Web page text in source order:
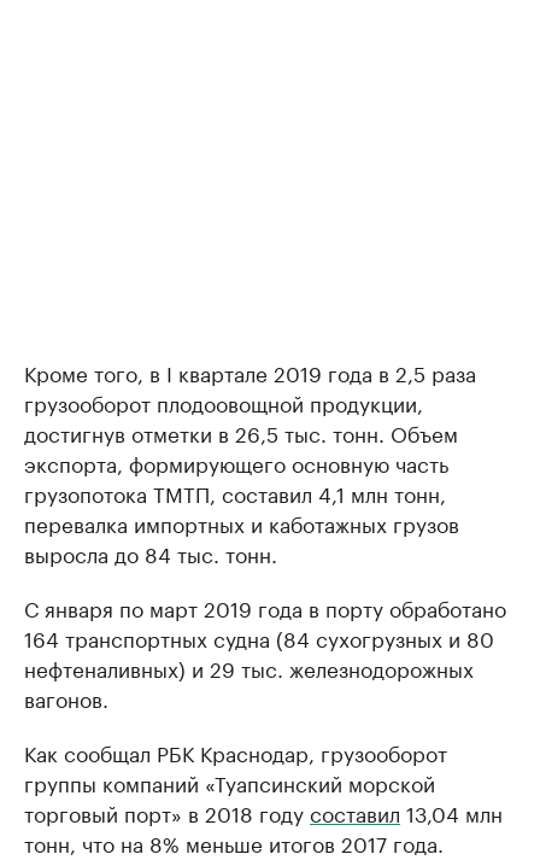
Кроме того, в I квартале 2019 года в 2,5 раза
грузооборот плодоовощной продукции,
достигнув отметки в 26,5 тыс. тонн. Объем
экспорта, формирующего основную часть
грузопотока ТМТП, составил 4,1 млн тонн,
перевалка импортных и каботажных грузов
выросла до 84 тыс. тонн.
С января по март 2019 года в порту обработано
164 транспортных судна (84 сухогрузных и 80
нефтеналивных) и 29 тыс. железнодорожных
вагонов.
Как сообщал РБК Краснодар, грузооборот
группы компаний «Туапсинский морской
торговый порт» в 2018 годусоставил 13,04 млн
тонн, что на 8% меньше итогов 2017 года.